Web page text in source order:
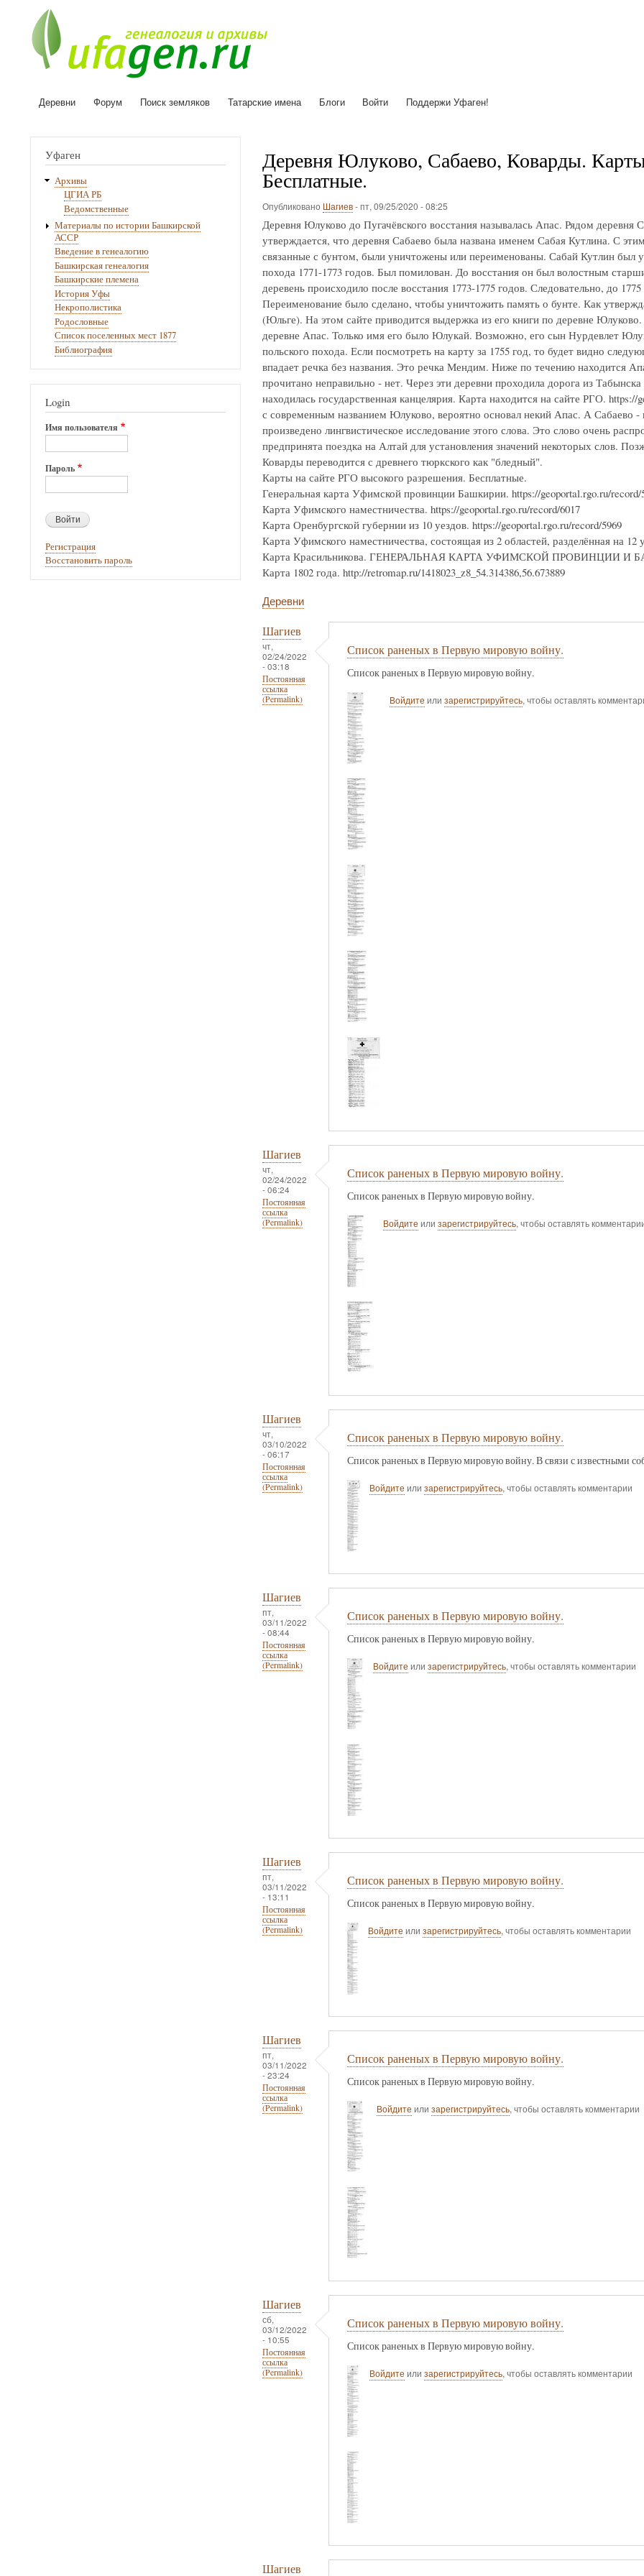
Основная
Деревни Форум Поиск земляков Татарские имена Блоги Войти Поддержи Уфаген!
Деревня Юлуково, Сабаево, Коварды.
Бесплатные.
Опубликовано Шагиев-пт, 09/25/2020 - 08:25
Деревня Юлуково до Пугачёвского восстания называлась Апас. Рядом деревня
утверждается, что деревня Сабаево была названа именем Сабая Кутлина. С
связанные с бунтом, были уничтожены или переименованы. Сабай Кутлин был
похода 1771-1773 годов. Был помилован. До восстания он был волостным
деревень происходило после восстания 1773-1775 годов. Следовательно, до
Переименование было сделано, чтобы уничтожить память о бунте. Как
(Юльге). На этом сайте приводится выдержка из его книги по деревне
деревне Апас. Только имя его было Юлукай. Возможно, его сын Нурдевлет
польского похода. Если посмотреть на карту за 1755 год, то будет видно
впадает речка без названия. Это речка Мендим. Ниже по течению находится
прочитано неправильно - нет. Через эти деревни проходила дорога из
находилась государственная канцелярия. Карта находится на сайте РГО.
с современным названием Юлуково, вероятно основал некий Апас. А Сабаево
произведено лингвистическое исследование этого слова. Это слово очень
предпринята поездка на Алтай для установления значений некоторых слов.
Коварды переводится с древнего тюркского как "бледный".
Карты на сайте РГО высокого разрешения. Бесплатные.
Генеральная карта Уфимской провинции Башкирии. https://geoportal.rgo.ru/record/
Карта Уфимского наместничества. https://geoportal.rgo.ru/record/6017
Карта Оренбургской губернии из 10 уездов. https://geoportal.rgo.ru/record/5969
Карта Уфимского наместничества, состоящая из 2 областей, разделённая на 12
Карта Красильникова. ГЕНЕРАЛЬНАЯ КАРТА УФИМСКОЙ ПРОВИНЦИИ И
Карта 1802 года. http://retromap.ru/1418023_z8_54.314386,56.673889
Деревни
Шагиев
чт,
02/24/2022
- 03:18
Постоянная
ссылка
(Permalink)
Список раненых в Первую мировую войну.
Список раненых в Первую мировую войну.
Войдите илизарегистрируйтесь, чтобы оставлять
Шагиев
чт,
02/24/2022
- 06:24
Постоянная
ссылка
(Permalink)
Список раненых в Первую мировую войну.
Список раненых в Первую мировую войну.
Войдите илизарегистрируйтесь, чтобы оставлять
Шагиев
чт,
03/10/2022
- 06:17
Постоянная
ссылка
(Permalink)
Список раненых в Первую мировую войну.
Список раненых в Первую мировую войну. В связи с известными
Войдите илизарегистрируйтесь, чтобы оставлять комментарии
Шагиев
пт,
03/11/2022
- 08:44
Постоянная
ссылка
(Permalink)
Список раненых в Первую мировую войну.
Список раненых в Первую мировую войну.
Войдите илизарегистрируйтесь, чтобы оставлять комментарии
Шагиев
пт,
03/11/2022
- 13:11
Постоянная
ссылка
(Permalink)
Список раненых в Первую мировую войну.
Список раненых в Первую мировую войну.
Войдите илизарегистрируйтесь, чтобы оставлять комментарии
Шагиев
пт,
03/11/2022
- 23:24
Постоянная
ссылка
(Permalink)
Список раненых в Первую мировую войну.
Список раненых в Первую мировую войну.
Войдите илизарегистрируйтесь, чтобы оставлять комментарии
Шагиев
сб,
03/12/2022
- 10:55
Постоянная
ссылка
(Permalink)
Список раненых в Первую мировую войну.
Список раненых в Первую мировую войну.
Войдите илизарегистрируйтесь, чтобы оставлять комментарии
Шагиев
Уфаген
Архивы
ЦГИА РБ
Ведомственные
Материалы по истории Башкирской
АССР
Введение в генеалогию
Башкирская генеалогия
Башкирские племена
История Уфы
Некрополистика
Родословные
Список поселенных мест 1877
Библиография
Login
Имя пользователя
Пароль
Регистрация
Восстановить пароль